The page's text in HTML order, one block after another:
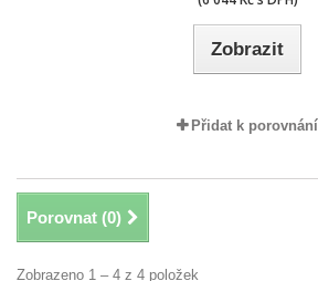
Zobrazit
Přidat k porovnání
Porovnat (0)
Zobrazeno 1 – 4 z 4 položek